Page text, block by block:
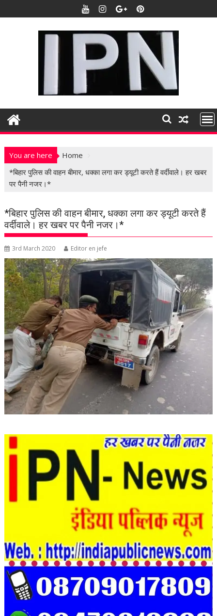
k
t
n
You are here
Home
*बिहार पुलिस की वाहन बीमार, धक्का लगा कर ड्यूटी करते हैं वर्दीवाले। हर खबर
पर पैनी नजर।*
*बिहार पुलिस की वाहन बीमार, धक्का लगा कर ड्यूटी करते हैं
वर्दीवाले। हर खबर पर पैनी नजर।*
3rd March 2020 Editor en jefe